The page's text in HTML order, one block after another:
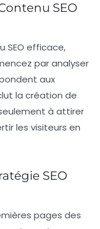
SEO
SEO efficace,
par analyser
aux
la création de
à attirer
les visiteurs en
SEO
pages des